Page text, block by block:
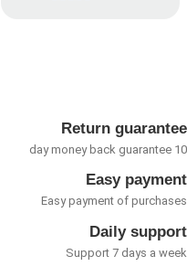
Return
Easy
Easy payment of
Daily
Support 7 days a